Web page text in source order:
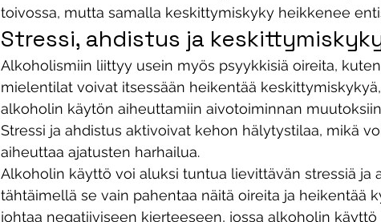
toivossa, mutta samalla keskittymiskyky heikkenee
Stressi, ahdistus ja
Alkoholismiin liittyy usein myös psyykkisiä oireita,
mielentilat voivat itsessään heikentää
alkoholin käytön aiheuttamiin aivotoiminnan
Stressi ja ahdistus aktivoivat kehon hälytystilaa, mikä
aiheuttaa ajatusten harhailua.
Alkoholin käyttö voi aluksi tuntua lievittävän stressiä ja
tähtäimellä se vain pahentaa näitä oireita ja heikentää
johtaa negatiiviseen kierteeseen, jossa alkoholin